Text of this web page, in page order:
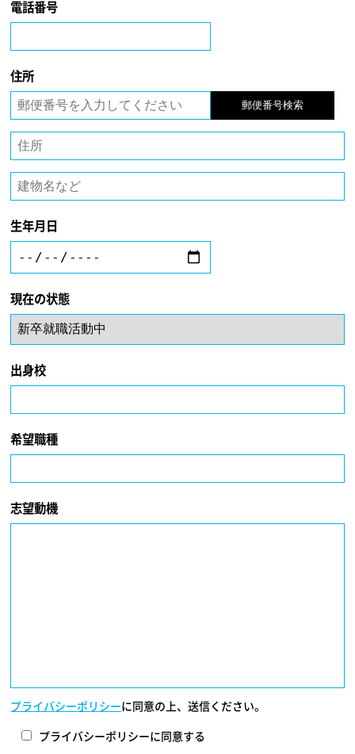
電話番号
住所
郵便番号検索
生年月日
現在の状態
出身校
希望職種
志望動機
プライバシーポリシーに同意の上、送信ください。
プライバシーポリシーに同意する